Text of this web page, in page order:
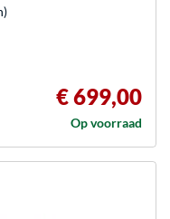
€ 699,00
Op voorraad